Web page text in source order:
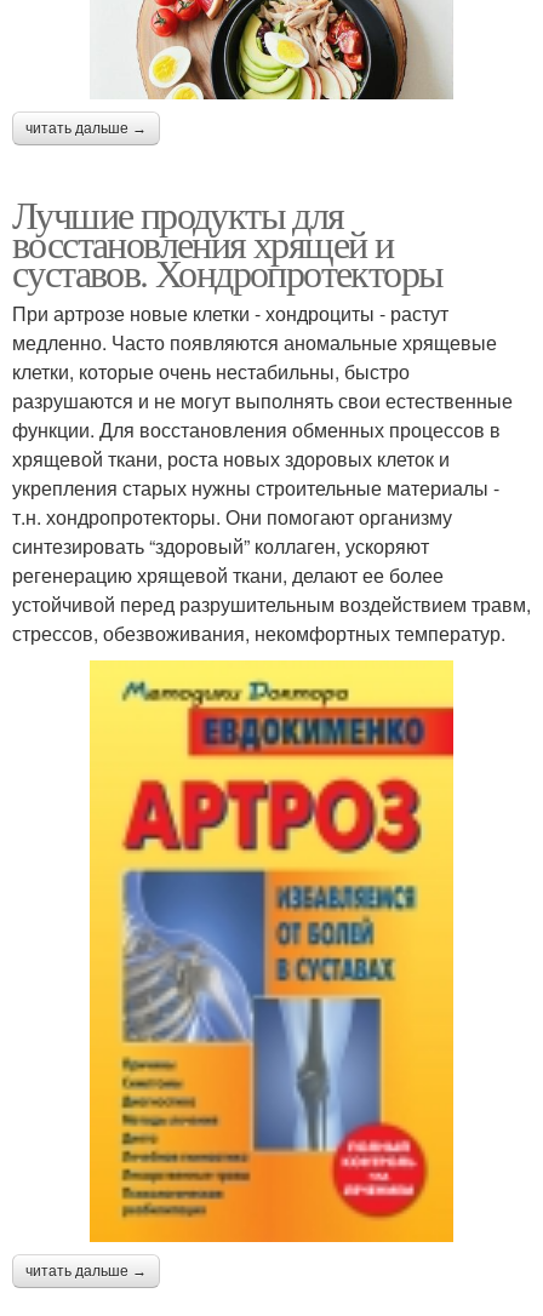
читать дальше →
Лучшие продукты для
восстановления хрящей и
суставов. Хондропротекторы
При артрозе новые клетки - хондроциты - растут
медленно. Часто появляются аномальные хрящевые
клетки, которые очень нестабильны, быстро
разрушаются и не могут выполнять свои естественные
функции. Для восстановления обменных процессов в
хрящевой ткани, роста новых здоровых клеток и
укрепления старых нужны строительные материалы -
т.н. хондропротекторы. Они помогают организму
синтезировать “здоровый” коллаген, ускоряют
регенерацию хрящевой ткани, делают ее более
устойчивой перед разрушительным воздействием травм,
стрессов, обезвоживания, некомфортных температур.
читать дальше →